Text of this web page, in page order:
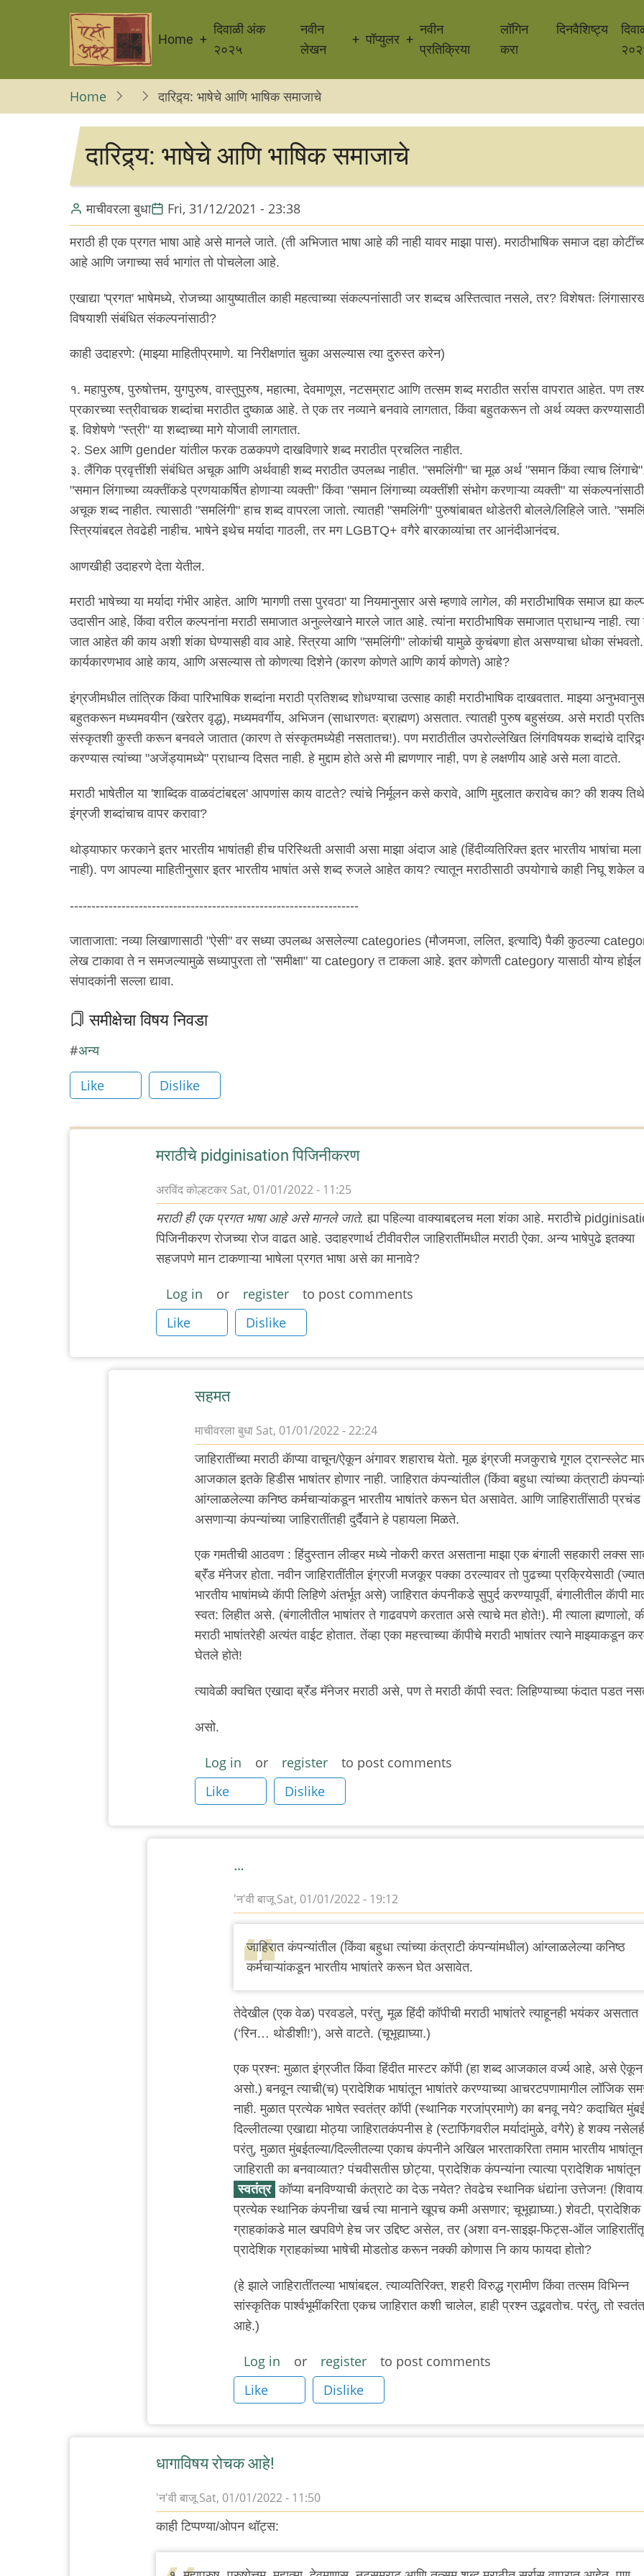
navigation
Home
दिवाळी अंक
२०२५
नवीन
लेखन
पॉप्युलर
नवीन
प्रतिक्रिया
लॉगिन
करा
दिनवैशिष्ट्य
Home दारिद्र्य: भाषेचे आणि भाषिक समाजाचे
दारिद्र्य: भाषेचे आणि भाषिक समाजाचे
माचीवरला बुधा Fri, 31/12/2021 - 23:38
मराठी ही एक प्रगत भाषा आहे असे मानले जाते. (ती अभिजात भाषा आहे की नाही यावर माझा पास). मराठीभाषिक समाज दहा
आहे आणि जगाच्या सर्व भागांत तो पोचलेला आहे.
एखाद्या 'प्रगत' भाषेमध्ये, रोजच्या आयुष्यातील काही महत्वाच्या संकल्पनांसाठी जर शब्दच अस्तित्वात नसले, तर? विशेषतः
विषयाशी संबंधित संकल्पनांसाठी?
काही उदाहरणे: (माझ्या माहितीप्रमाणे. या निरीक्षणांत चुका असल्यास त्या दुरुस्त करेन)
१. महापुरुष, पुरुषोत्तम, युगपुरुष, वास्तुपुरुष, महात्मा, देवमाणूस, नटसम्राट आणि तत्सम शब्द मराठीत सर्रास वापरात आहेत. पण
प्रकारच्या स्त्रीवाचक शब्दांचा मराठीत दुष्काळ आहे. ते एक तर नव्याने बनवावे लागतात, किंवा बहुतकरून तो अर्थ व्यक्त
इ. विशेषणे "स्त्री" या शब्दाच्या मागे योजावी लागतात.
२. Sex आणि gender यांतील फरक ठळकपणे दाखविणारे शब्द मराठीत प्रचलित नाहीत.
३. लैंगिक प्रवृत्तींशी संबंधित अचूक आणि अर्थवाही शब्द मराठीत उपलब्ध नाहीत. "समलिंगी" चा मूळ अर्थ "समान किंवा त्याच
"समान लिंगाच्या व्यक्तींकडे प्रणयाकर्षित होणाऱ्या व्यक्ती" किंवा "समान लिंगाच्या व्यक्तींशी संभोग करणाऱ्या व्यक्ती" या
अचूक शब्द नाहीत. त्यासाठी "समलिंगी" हाच शब्द वापरला जातो. त्यातही "समलिंगी" पुरुषांबाबत थोडेतरी बोलले/लिहिले जाते.
स्त्रियांबद्दल तेवढेही नाहीच. भाषेने इथेच मर्यादा गाठली, तर मग LGBTQ+ वगैरे बारकाव्यांचा तर आनंदीआनंदच.
आणखीही उदाहरणे देता येतील.
मराठी भाषेच्या या मर्यादा गंभीर आहेत. आणि 'मागणी तसा पुरवठा' या नियमानुसार असे म्हणावे लागेल, की मराठीभाषिक समाज ह्या
उदासीन आहे, किंवा वरील कल्पनांना मराठी समाजात अनुल्लेखाने मारले जात आहे. त्यांना मराठीभाषिक समाजात प्राधान्य नाही. त्या
जात आहेत की काय अशी शंका घेण्यासही वाव आहे. स्त्रिया आणि "समलिंगी" लोकांची यामुळे कुचंबणा होत असण्याचा धोका
कार्यकारणभाव आहे काय, आणि असल्यास तो कोणत्या दिशेने (कारण कोणते आणि कार्य कोणते) आहे?
इंग्रजीमधील तांत्रिक किंवा पारिभाषिक शब्दांना मराठी प्रतिशब्द शोधण्याचा उत्साह काही मराठीभाषिक दाखवतात. माझ्या
बहुतकरून मध्यमवयीन (खरेतर वृद्ध), मध्यमवर्गीय, अभिजन (साधारणतः ब्राह्मण) असतात. त्यातही पुरुष बहुसंख्य. असे मराठी
संस्कृतशी कुस्ती करून बनवले जातात (कारण ते संस्कृतमध्येही नसतातच!). पण मराठीतील उपरोल्लेखित लिंगविषयक शब्दांचे
करण्यास त्यांच्या "अजेंड्यामध्ये" प्राधान्य दिसत नाही. हे मुद्दाम होते असे मी ह्मणणार नाही, पण हे लक्षणीय आहे असे मला वाटते.
मराठी भाषेतील या 'शाब्दिक वाळवंटांबद्दल' आपणांस काय वाटते? त्यांचे निर्मूलन कसे करावे, आणि मुद्दलात करावेच का? की शक्य
इंग्रजी शब्दांचाच वापर करावा?
थोड्याफार फरकाने इतर भारतीय भाषांतही हीच परिस्थिती असावी असा माझा अंदाज आहे (हिंदीव्यतिरिक्त इतर भारतीय भाषांचा
नाही). पण आपल्या माहितीनुसार इतर भारतीय भाषांत असे शब्द रुजले आहेत काय? त्यातून मराठीसाठी उपयोगाचे काही निघू शकेल
-------------------------------------------------------------------
जाताजाता: नव्या लिखाणासाठी "ऐसी" वर सध्या उपलब्ध असलेल्या categories (मौजमजा, ललित, इत्यादि) पैकी कुठल्या
लेख टाकावा ते न समजल्यामुळे सध्यापुरता तो "समीक्षा" या category त टाकला आहे. इतर कोणती category यासाठी योग्य होईल
संपादकांनी सल्ला द्यावा.
समीक्षेचा विषय निवडा
अन्य
Like Dislike
मराठीचे pidginisation पिजिनीकरण
अरविंद कोल्हटकर Sat, 01/01/2022 - 11:25
मराठी ही एक प्रगत भाषा आहे असे मानले जाते. ह्या पहिल्या वाक्याबद्दलच मला शंका आहे. मराठीचे
पिजिनीकरण रोजच्या रोज वाढत आहे. उदाहरणार्थ टीवीवरील जाहिरातींमधील मराठी ऐका. अन्य भाषेपुढे इतक्या
सहजपणे मान टाकणाऱ्या भाषेला प्रगत भाषा असे का मानावे?
Log in or register
to post comments
Like
Dislike
सहमत
माचीवरला बुधा Sat, 01/01/2022 - 22:24
In
reply
to
पिजिनीकरण
by
अरविंद
कोल्हटकर
जाहिरातींच्या मराठी कॅाप्या वाचून/ऐकून अंगावर शहाराच येतो. मूळ इंग्रजी मजकुराचे गूगल ट्रान्स्लेट
आजकाल इतके हिडीस भाषांतर होणार नाही. जाहिरात कंपन्यांतील (किंवा बहुधा त्यांच्या कंत्राटी
आंग्लाळलेल्या कनिष्ठ कर्मचाऱ्यांकडून भारतीय भाषांतरे करून घेत असावेत. आणि जाहिरातींसाठी
असणाऱ्या कंपन्यांच्या जाहिरातींतही दुर्दैवाने हे पहायला मिळते.
एक गमतीची आठवण : हिंदुस्तान लीव्हर मध्ये नोकरी करत असताना माझा एक बंगाली सहकारी लक्स
ब्रॅंड मॅनेजर होता. नवीन जाहिरातींतील इंग्रजी मजकूर पक्का ठरल्यावर तो पुढच्या प्रक्रियेसाठी (ज्यात
भारतीय भाषांमध्ये कॅापी लिहिणे अंतर्भूत असे) जाहिरात कंपनीकडे सुपुर्द करण्यापूर्वी, बंगालीतील कॅापी
स्वत: लिहीत असे. (बंगालीतील भाषांतर ते गाढवपणे करतात असे त्याचे मत होते!). मी त्याला ह्मणालो,
मराठी भाषांतरेही अत्यंत वाईट होतात. तेंव्हा एका महत्त्वाच्या कॅापीचे मराठी भाषांतर त्याने माझ्याकडून
घेतले होते!
त्यावेळी क्वचित एखादा ब्रॅंड मॅनेजर मराठी असे, पण ते मराठी कॅापी स्वत: लिहिण्याच्या फंदात पडत
असो.
Log in or register
to post comments
Like
Dislike
…
'न'वी बाजूSat, 01/01/2022 - 19:12
In
reply
माचीवरला
बुधा
जाहिरात कंपन्यांतील (किंवा बहुधा त्यांच्या कंत्राटी कंपन्यांमधील) आंग्लाळलेल्या कनिष्ठ
कर्मचाऱ्यांकडून भारतीय भाषांतरे करून घेत असावेत.
तेदेखील (एक वेळ) परवडले, परंतु, मूळ हिंदी कॉपीची मराठी भाषांतरे त्याहूनही भयंकर असतात
(‘रिन… थोडीशी!’), असे वाटते. (चूभूद्याघ्या.)
एक प्रश्न: मुळात इंग्रजीत किंवा हिंदीत मास्टर कॉपी (हा शब्द आजकाल वर्ज्य आहे, असे
असो.) बनवून त्याची(च) प्रादेशिक भाषांतून भाषांतरे करण्याच्या आचरटपणामागील लॉजिक
नाही. मुळात प्रत्येक भाषेत स्वतंत्र कॉपी (स्थानिक गरजांप्रमाणे) का बनवू नये? कदाचित
दिल्लीतल्या एखाद्या मोठ्या जाहिरातकंपनीस हे (स्टाफिंगवरील मर्यादांमुळे, वगैरे) हे शक्य
परंतु, मुळात मुंबईतल्या/दिल्लीतल्या एकाच कंपनीने अखिल भारताकरिता तमाम भारतीय भाषांतून
जाहिराती का बनवाव्यात? पंचवीसतीस छोट्या, प्रादेशिक कंपन्यांना त्यात्या प्रादेशिक भाषांतून
स्वतंत्र कॉप्या बनविण्याची कंत्राटे का देऊ नयेत? तेवढेच स्थानिक धंद्यांना उत्तेजन!
प्रत्येक स्थानिक कंपनीचा खर्च त्या मानाने खूपच कमी असणार; चूभूद्याघ्या.) शेवटी, प्रादेशिक
ग्राहकांकडे माल खपविणे हेच जर उद्दिष्ट असेल, तर (अशा वन-साइझ-फिट्स-ऑल
प्रादेशिक ग्राहकांच्या भाषेची मोडतोड करून नक्की कोणास नि काय फायदा होतो?
(हे झाले जाहिरातींतल्या भाषांबद्दल. त्याव्यतिरिक्त, शहरी विरुद्ध ग्रामीण किंवा तत्सम विभिन्न
सांस्कृतिक पार्श्वभूमींकरिता एकच जाहिरात कशी चालेल, हाही प्रश्न उद्भवतोच. परंतु, तो
आहे.)
Log in or register
to post comments
Like
Dislike
धागाविषय रोचक आहे!
'न'वी बाजूSat, 01/01/2022 - 11:50
काही टिप्पण्या/ओपन थॉट्स: